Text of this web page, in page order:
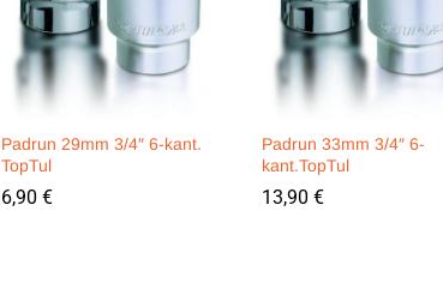
Padrun 29mm 3/4″ 6-kant.
TopTul
6,90 €
6,90 €
Padrun 33mm 3/4″ 6-
kant.TopTul
13,90 €
13,90 €